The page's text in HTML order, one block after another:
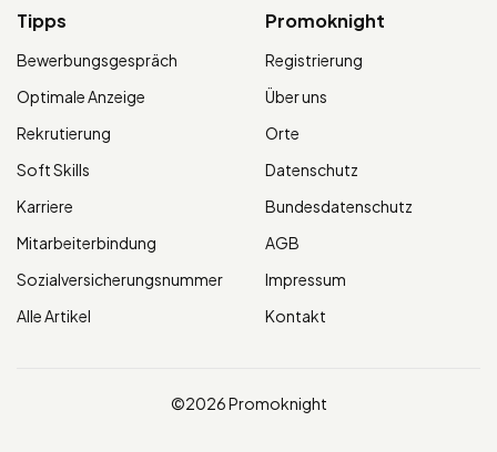
Tipps
Bewerbungsgespräch
Optimale Anzeige
Rekrutierung
Soft Skills
Karriere
Mitarbeiterbindung
Sozialversicherungsnummer
Alle Artikel
Promoknight
Registrierung
Über uns
Orte
Datenschutz
Bundesdatenschutz
AGB
Impressum
Kontakt
©2026 Promoknight